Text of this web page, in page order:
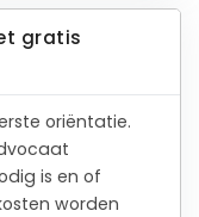
gratis
oriëntatie.
is en of
worden